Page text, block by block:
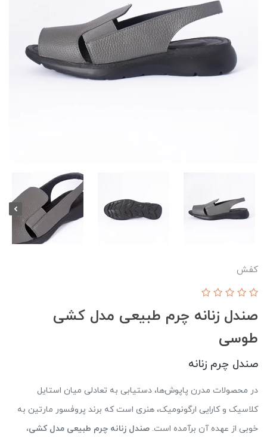
کفش
صندل زنانه چرم طبیعی مدل کشی
طوسی
صندل چرم زنانه
در محصولات مدرن پاپوش‌ها، دستیابی به تعادلی میان استایل
کلاسیک و کارایی ارگونومیک، هنری است که برند پروفسور مارتین به
خوبی از عهده آن برآمده است. صندل زنانه چرم طبیعی مدل کشی،